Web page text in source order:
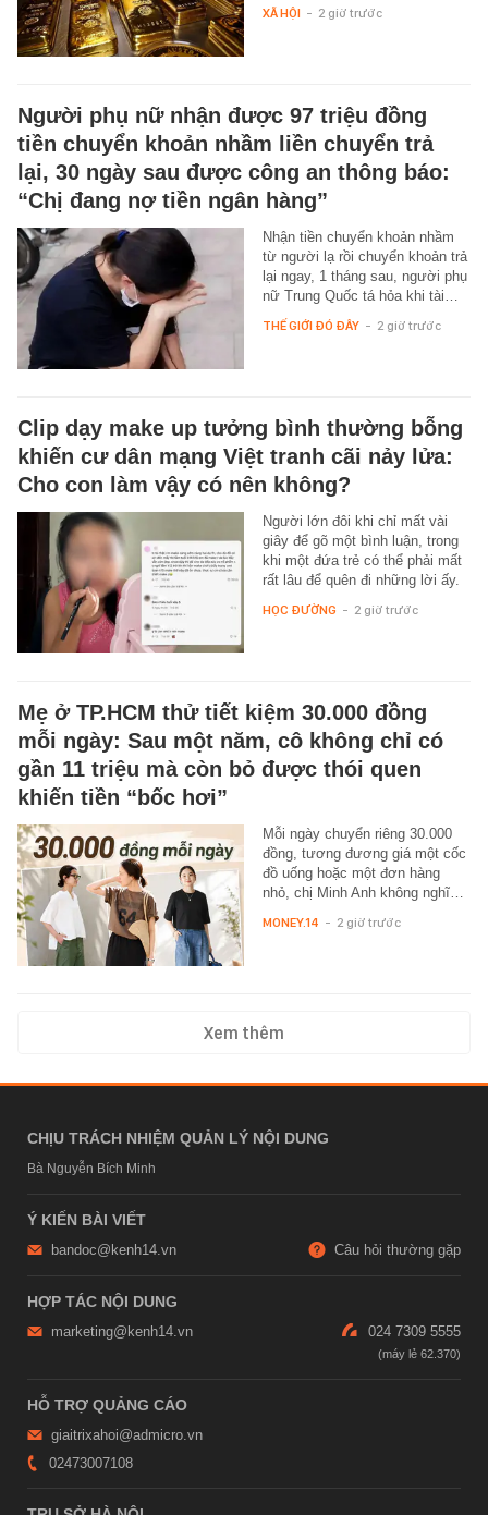
XÃ HỘI - 2 giờ trước
Người phụ nữ nhận được 97 triệu đồng
tiền chuyển khoản nhầm liền chuyển trả
lại, 30 ngày sau được công an thông báo:
“Chị đang nợ tiền ngân hàng”
Nhận tiền chuyển khoản nhầm
từ người lạ rồi chuyển khoản trả
lại ngay, 1 tháng sau, người phụ
nữ Trung Quốc tá hỏa khi tài…
THẾ GIỚI ĐÓ ĐÂY - 2 giờ trước
Clip dạy make up tưởng bình thường bỗng
khiến cư dân mạng Việt tranh cãi nảy lửa:
Cho con làm vậy có nên không?
Người lớn đôi khi chỉ mất vài
giây để gõ một bình luận, trong
khi một đứa trẻ có thể phải mất
rất lâu để quên đi những lời ấy.
HỌC ĐƯỜNG - 2 giờ trước
Mẹ ở TP.HCM thử tiết kiệm 30.000 đồng
mỗi ngày: Sau một năm, cô không chỉ có
gần 11 triệu mà còn bỏ được thói quen
khiến tiền “bốc hơi”
Mỗi ngày chuyển riêng 30.000
đồng, tương đương giá một cốc
đồ uống hoặc một đơn hàng
nhỏ, chị Minh Anh không nghĩ…
MONEY.14 - 2 giờ trước
Xem thêm
CHỊU TRÁCH NHIỆM QUẢN LÝ NỘI DUNG
Bà Nguyễn Bích Minh
Ý KIẾN BÀI VIẾT
bandoc@kenh14.vn Câu hỏi thường gặp
HỢP TÁC NỘI DUNG
marketing@kenh14.vn 024 7309 5555
HỖ TRỢ QUẢNG CÁO
giaitrixahoi@admicro.vn
02473007108